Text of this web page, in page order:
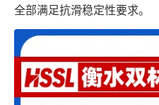
全部满足抗滑稳定性要求。